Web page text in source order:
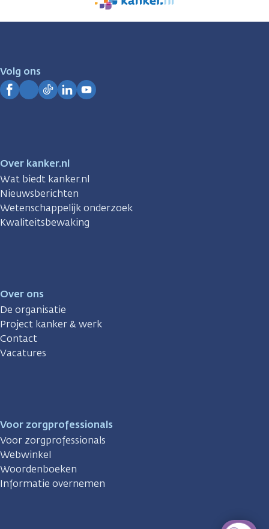
We
zijn
Volg ons
Over kanker.nl
Wat biedt kanker.nl
Nieuwsberichten
Wetenschappelijk onderzoek
Kwaliteitsbewaking
Over ons
De organisatie
Project kanker & werk
Contact
Vacatures
Voor zorgprofessionals
Voor zorgprofessionals
Webwinkel
Woordenboeken
Informatie overnemen